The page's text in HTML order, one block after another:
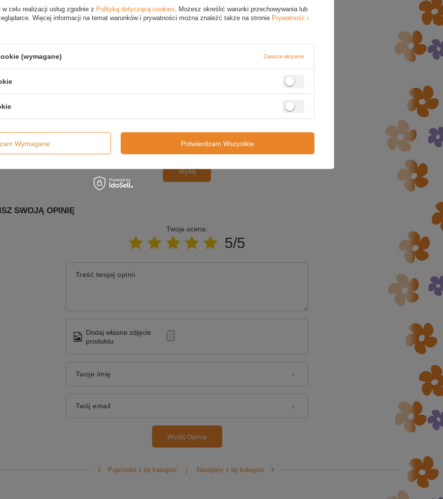
Jeżeli powyższy opis jest dla Ciebie niewystarczający, prześlij nam swoje
pytanie odnośnie tego produktu. Postaramy się odpowiedzieć tak szybko jak
Wyślij
SWOJĄ OPINIĘ
Twoja ocena:
5/5
Treść twojej opinii
Dodaj własne zdjęcie
produktu:
Twoje imię
Twój email
Wyślij Opinię
Poprzedni z tej kategorii Następny z tej kategorii
celu realizacji usług zgodnie z Polityką dotyczącą cookies . Możesz określić warunki przechowywania lub
Więcej informacji na temat warunków i prywatności można znaleźć także na stronie Prywatność i
(wymagane) Zawsze aktywne
Wymagane Potwierdzam Wszystkie